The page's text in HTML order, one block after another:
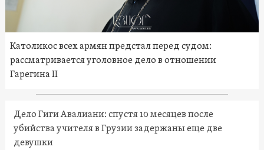
Католикос всех армян предстал перед судом:
рассматривается уголовное дело в отношении
Гарегина II
Дело Гиги Авалиани: спустя 10 месяцев после
убийства учителя в Грузии задержаны еще две
девушки